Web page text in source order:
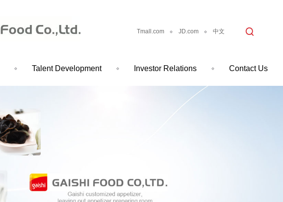
Tmall.com JD.com 中文
Talent Development Investor Relations Contact Us